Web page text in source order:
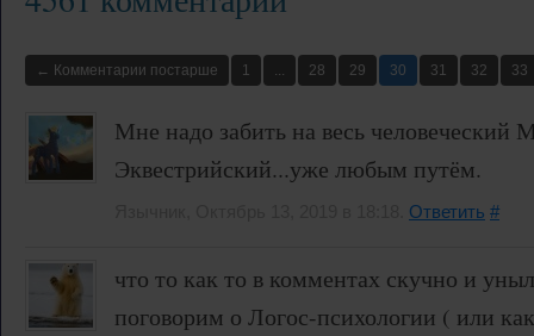
← Комментарии постарше 1 28 29 30 31 32 33
Мне надо забить на весь человеческий
Эквестрийский...уже любым путём.
Ответить #
что то как то в комментах скучно и
поговорим о Логос-психологии ( или